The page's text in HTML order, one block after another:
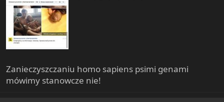
Zanieczyszczaniu homo sapiens psimi genami
mówimy stanowcze nie!